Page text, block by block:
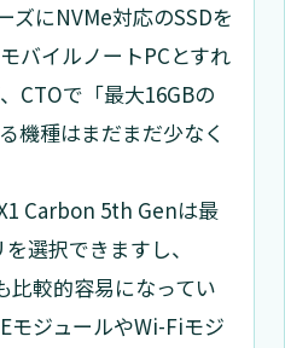
ズにNVMe対応のSSDを
バイルノートPCとすれ
CTOで「最大16GBの
機種はまだまだ少なく
Carbon 5th Genは最
選択できますし、
較的容易になってい
モジュールやWi-Fiモジ